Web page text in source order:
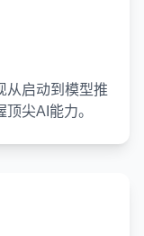
从启动到模型推
尖AI能力。